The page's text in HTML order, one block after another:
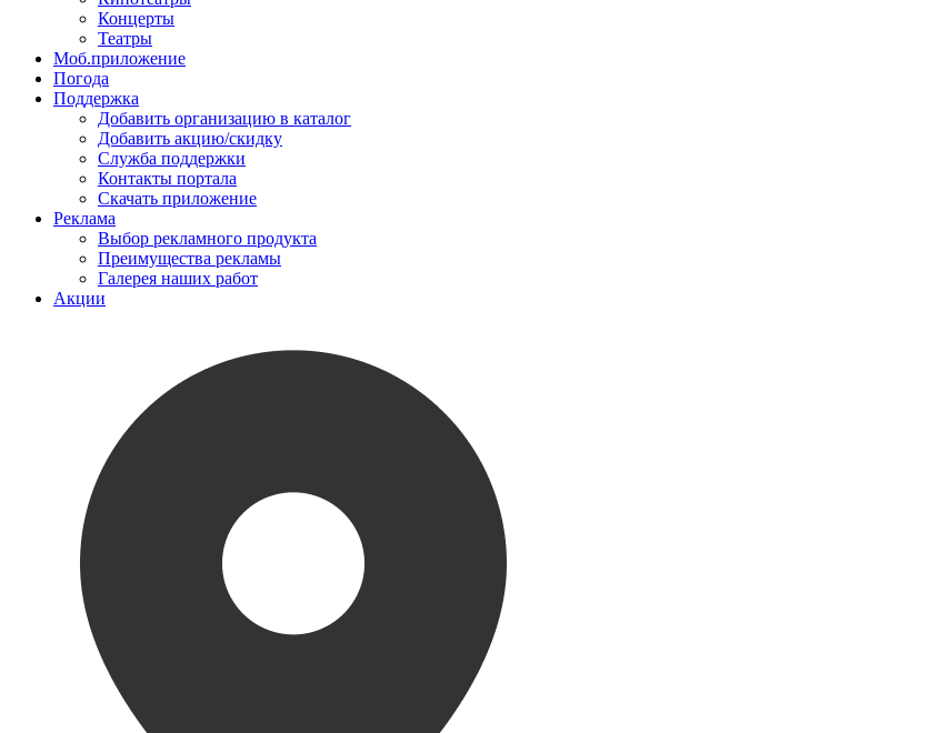
Концерты
Театры
Моб.приложение
Погода
Поддержка
Добавить организацию в каталог
Добавить акцию/скидку
Служба поддержки
Контакты портала
Скачать приложение
Реклама
Выбор рекламного продукта
Преимущества рекламы
Галерея наших работ
Акции